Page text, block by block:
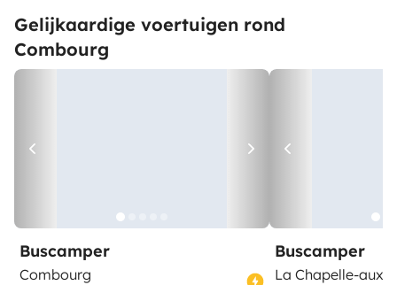
Gelijkaardige voertuigen rond
Combourg
Buscamper
Combourg
Buscamper
La Chapelle-aux-